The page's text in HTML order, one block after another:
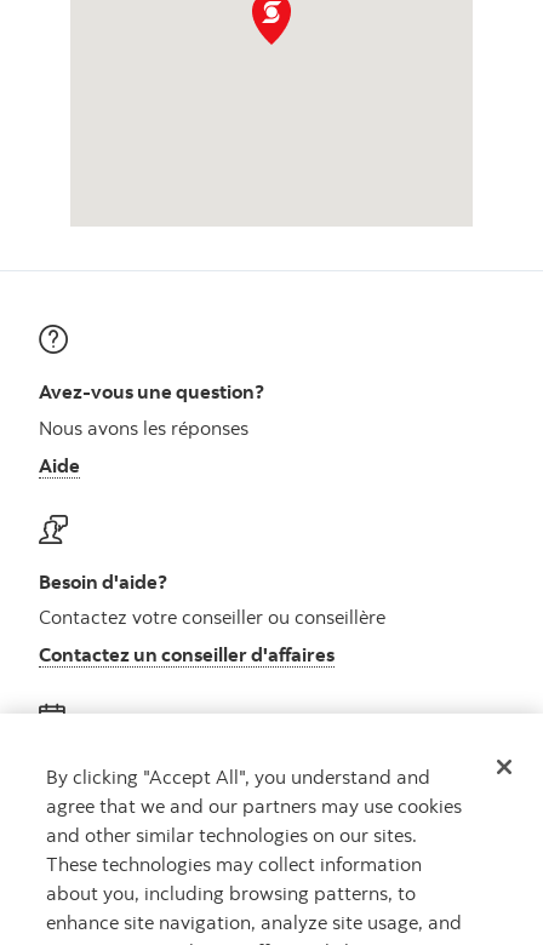
Avez-vous une question?
Nous avons les réponses
Aide
Besoin d'aide?
Contactez votre conseiller ou conseillère
Contactez un conseiller d'affaires
Obtenez des conseils
Rencontrez un conseiller
Prenez rendez-vous
By clicking "Accept All", you understand and
agree that we and our partners may use cookies
and other similar technologies on our sites.
These technologies may collect information
about you, including browsing patterns, to
enhance site navigation, analyze site usage, and